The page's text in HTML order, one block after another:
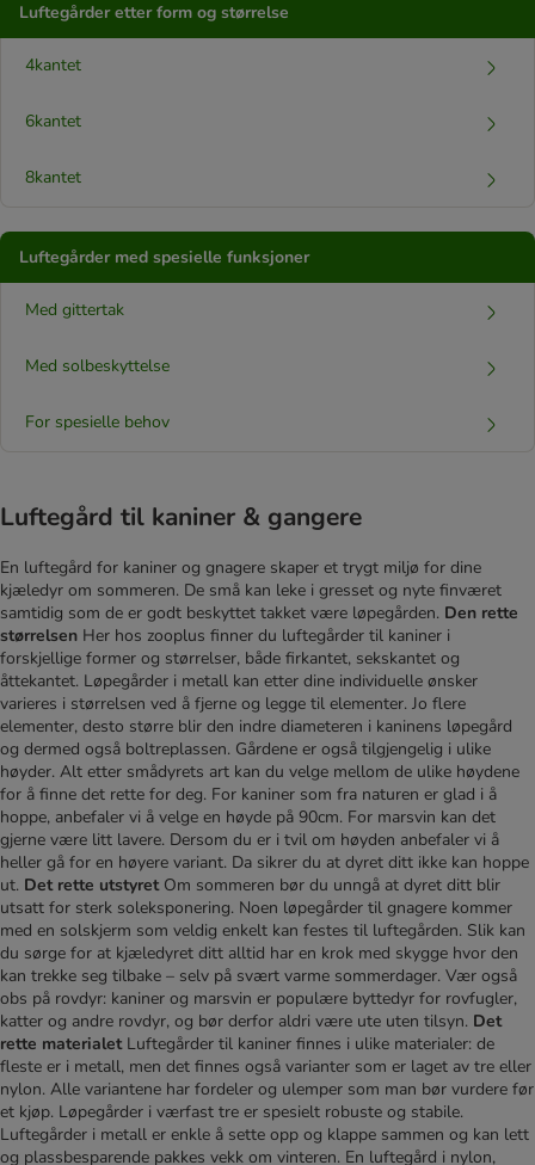
Luftegårder etter form og størrelse
4kantet
6kantet
8kantet
Luftegårder med spesielle funksjoner
Med gittertak
Med solbeskyttelse
For spesielle behov
Luftegård til kaniner & gangere
En luftegård for kaniner og gnagere skaper et trygt miljø for dine
kjæledyr om sommeren. De små kan leke i gresset og nyte finværet
samtidig som de er godt beskyttet takket være løpegården. Den rette
størrelsen Her hos zooplus finner du luftegårder til kaniner i
forskjellige former og størrelser, både firkantet, sekskantet og
åttekantet. Løpegårder i metall kan etter dine individuelle ønsker
varieres i størrelsen ved å fjerne og legge til elementer. Jo flere
elementer, desto større blir den indre diameteren i kaninens løpegård
og dermed også boltreplassen. Gårdene er også tilgjengelig i ulike
høyder. Alt etter smådyrets art kan du velge mellom de ulike høydene
for å finne det rette for deg. For kaniner som fra naturen er glad i å
hoppe, anbefaler vi å velge en høyde på 90cm. For marsvin kan det
gjerne være litt lavere. Dersom du er i tvil om høyden anbefaler vi å
heller gå for en høyere variant. Da sikrer du at dyret ditt ikke kan hoppe
ut. Det rette utstyretOm sommeren bør du unngå at dyret ditt blir
utsatt for sterk soleksponering. Noen løpegårder til gnagere kommer
med en solskjerm som veldig enkelt kan festes til luftegården. Slik kan
du sørge for at kjæledyret ditt alltid har en krok med skygge hvor den
kan trekke seg tilbake – selv på svært varme sommerdager. Vær også
obs på rovdyr: kaniner og marsvin er populære byttedyr for rovfugler,
katter og andre rovdyr, og bør derfor aldri være ute uten tilsyn. Det
rette materialetLuftegårder til kaniner finnes i ulike materialer: de
fleste er i metall, men det finnes også varianter som er laget av tre eller
nylon. Alle variantene har fordeler og ulemper som man bør vurdere før
et kjøp. Løpegårder i værfast tre er spesielt robuste og stabile.
Luftegårder i metall er enkle å sette opp og klappe sammen og kan lett
og plassbesparende pakkes vekk om vinteren. En luftegård i nylon,